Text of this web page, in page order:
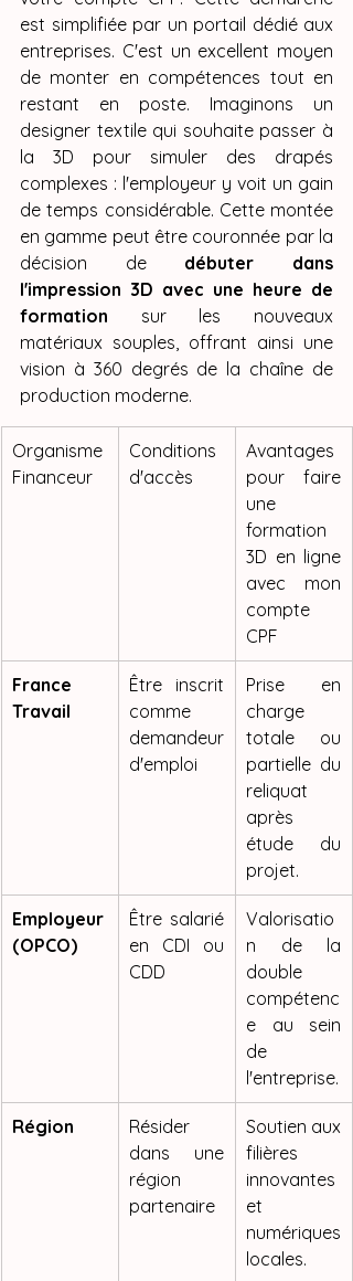
est simplifiée par un portail dédié aux
entreprises. C'est un excellent moyen
de monter en compétences tout en
restant en poste. Imaginons un
designer textile qui souhaite passer à
la 3D pour simuler des drapés
complexes : l'employeur y voit un gain
de temps considérable. Cette montée
en gamme peut être couronnée par la
décision de débuter dans
l'impression 3D avec une heure de
formation sur les nouveaux
matériaux souples, offrant ainsi une
vision à 360 degrés de la chaîne de
production moderne.
Organisme
Financeur
Conditions
d'accès
Avantages
pour faire
une
formation
3D en ligne
avec mon
compte
CPF
France
Travail
Être inscrit
comme
demandeur
d'emploi
Prise en
charge
totale ou
partielle du
reliquat
après
étude du
projet.
Employeur
(OPCO)
Être salarié
en CDI ou
CDD
Valorisatio
n de la
double
compétenc
e au sein
de
l'entreprise.
Région
Résider
dans une
région
partenaire
Soutien aux
filières
innovantes
et
numériques
locales.